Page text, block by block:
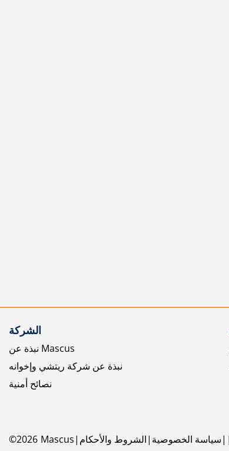
الشركة
نبذة عن Mascus
نبذة عن شركة ريتشي وإخوانه
نصائح أمنية
©2026 Mascus الشروط والأحكام سياسة الخصوصية